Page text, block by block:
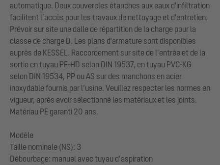
automatique. Deux couvercles étanches aux eaux d'infiltration
facilitent l’accès pour les travaux de nettoyage et d'entretien.
Prévoir sur site une dalle de répartition de la charge pour la
classe de charge D. Les plans d'armature sont disponibles
auprès de KESSEL. Raccordement sur site de l’entrée et de la
sortie en tuyau PE-HD selon DIN 19537, en tuyau PVC-KG
selon DIN 19534, PP ou AS sur des manchons en acier
inoxydable fournis par l’usine. Veuillez respecter les normes en
vigueur, après avoir sélectionné les matériaux et les joints.
Matériau PE garanti 20 ans.
Modèle
Taille nominale (NS): 3
Débourbage: manuel avec tuyau d’aspiration